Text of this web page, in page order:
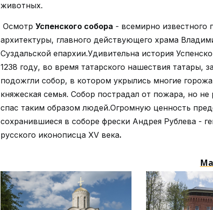
животных.
Осмотр Успенского собора - всемирно известного
архитектуры, главного действующего храма
Суздальской епархии.Удивительна история
1238 году, во время татарского нашествия татары,
подожгли собор, в котором укрылись многие
княжеская семья. Собор пострадал от пожара, но не
спас таким образом людей.Огромную ценность
сохранившиеся в соборе фрески Андрея Рублева -
русского иконописца XV века.